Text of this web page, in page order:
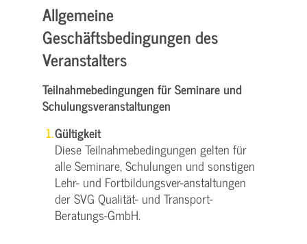
Allgemeine
Geschäftsbedingungen des
Veranstalters
Teilnahmebedingungen für Seminare und
Schulungsveranstaltungen
Gültigkeit
Diese Teilnahmebedingungen gelten für
alle Seminare, Schulungen und sonstigen
Lehr- und Fortbildungsver-anstaltungen
der SVG Qualität- und Transport-
Beratungs-GmbH.